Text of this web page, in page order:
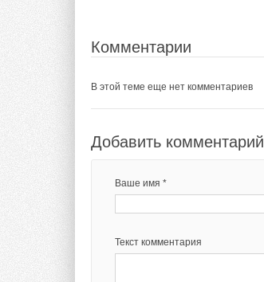
Комментарии
В этой теме еще нет комментариев
Добавить комментарий
Ваше имя *
Текст комментария
Ваше имя *